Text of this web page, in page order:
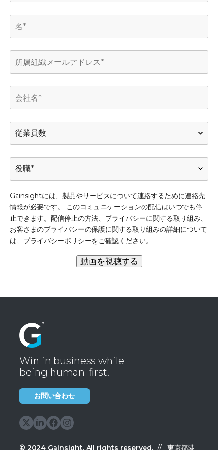
ドルが高く個人利用以上に進んでいない
今すぐ登録（無料）
Gainsightには、製品やサービスについて連絡するために連絡先
情報が必要です。 このコミュニケーションの配信はいつでも停
止できます。配信停止の方法、プライバシーに関する取り組み、
お客さまのプライバシーの保護に関する取り組みの詳細について
は、プライバシーポリシーをご確認ください。
Win in business while
being human-first.
お問い合わせ
© 2024 Gainsight. All rights reserved. // 東京都港